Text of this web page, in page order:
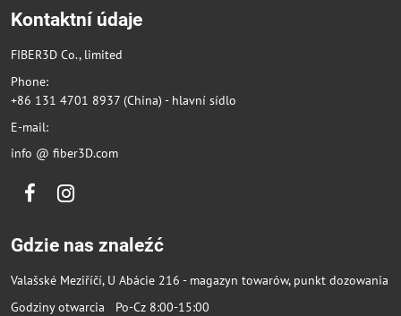
Kontaktní údaje
FIBER3D Co., limited
Phone:
+86 131 4701 8937 (China) - hlavní sídlo
E-mail:
info @ fiber3D.com
FacebookInstagram
Gdzie nas znaleźć
Valašské Meziříčí, U Abácie 216 - magazyn towarów, punkt dozowania
Godziny otwarcia Po-Cz 8:00-15:00